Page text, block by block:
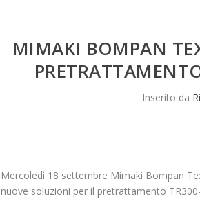
MIMAKI BOMPAN
Inserito da
Mercoledì 18 settembre Mimaki Bompan
nuove soluzioni per il pretrattamento